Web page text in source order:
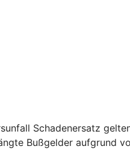
Schadenersatz
Bußgelder aufgrund